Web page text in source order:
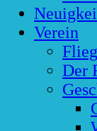
Verein
Der